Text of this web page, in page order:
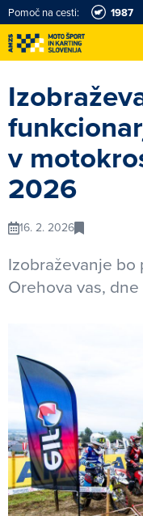
Pomoč na cesti: 1987
v
2026
16. 2. 2026
Izobraževanje
Orehova vas,